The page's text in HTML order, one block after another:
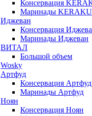
Консервация
Маринады
Иджеван
Консервация
Маринады Иджеван
ВИТАЛ
Большой объем
Wosky
Артфуд
Консервация Артфуд
Маринады Артфуд
Ноян
Консервация Ноян